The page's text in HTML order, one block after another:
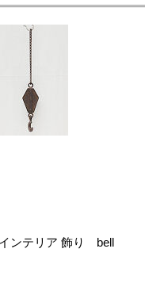
インテリア 飾り bell